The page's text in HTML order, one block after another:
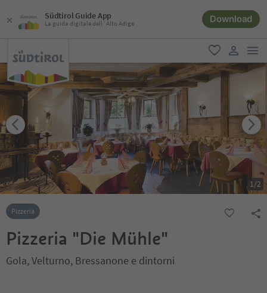
Südtirol Guide App
La guida digitale dell´Alto Adige Download
favoriti
user link
1/2
Pizzeria
Pizzeria "Die Mühle"
Gola, Velturno, Bressanone e dintorni